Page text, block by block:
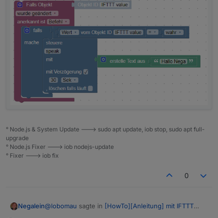
° Node.js & System Update ---> sudo apt update, iob stop, sudo apt full-
upgrade
° Node.js Fixer ---> iob nodejs-update
° Fixer ---> iob fix
0
Negalein@lobomau sagte in [HowTo][Anleitung] mit IFTTT